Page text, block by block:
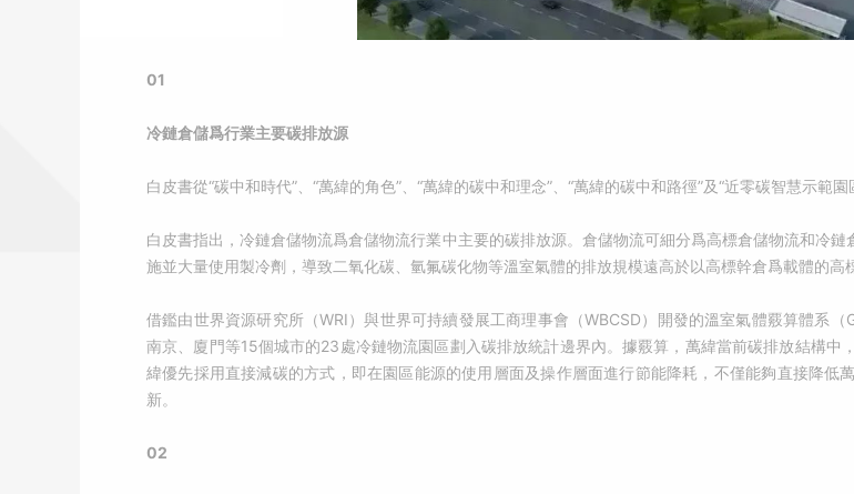
01
冷鏈倉儲爲行業主要碳排放源
白皮書從“碳中和時代”、“萬緯的角色”、“萬緯的碳中和理念”、“萬緯的碳中和路徑”及“近零碳智慧示範
白皮書指出，冷鏈倉儲物流爲倉儲物流行業中主要的碳排放源。倉儲物流可細分爲高標倉儲物流和冷
施並大量使用製冷劑，導致二氧化碳、氫氟碳化物等溫室氣體的排放規模遠高於以高標幹倉爲載體的高
借鑑由世界資源研究所（WRI）與世界可持續發展工商理事會（WBCSD）開發的溫室氣體覈算體系
南京、廈門等15個城市的23處冷鏈物流園區劃入碳排放統計邊界內。據覈算，萬緯當前碳排放結構
緯優先採用直接減碳的方式，即在園區能源的使用層面及操作層面進行節能降耗，不僅能夠直接降
新。
02